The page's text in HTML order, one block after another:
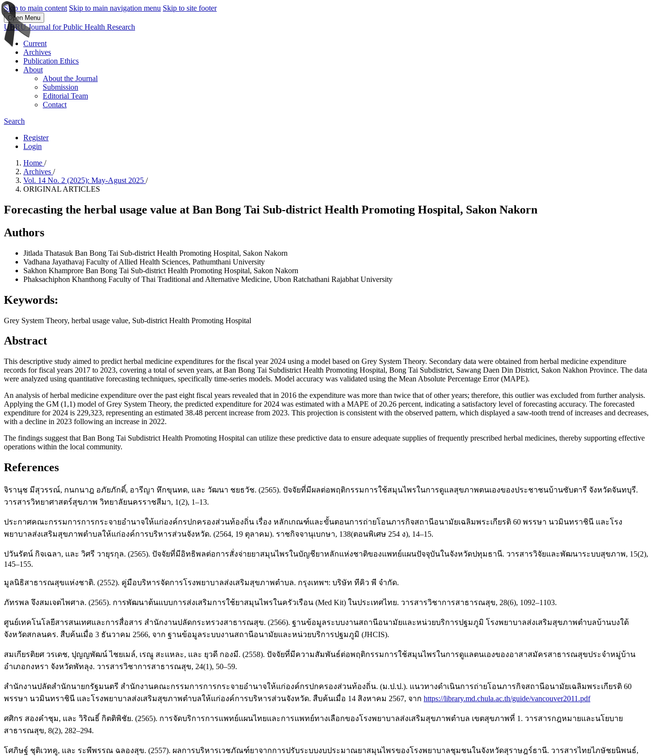
Skip to main content Skip to main navigation menu Skip to site footer
Open Menu
UBRU Journal for Public Health Research
Current
Archives
Publication Ethics
About
About the Journal
Submission
Editorial Team
Contact
Search
Register
Login
Home /
Archives /
Vol. 14 No. 2 (2025): May-Agust 2025 /
ORIGINAL ARTICLES
Forecasting the herbal usage value at Ban Bong Tai Sub-district Health Promoting Hospital, Sakon Nakorn
Authors
Jitlada Thatasuk Ban Bong Tai Sub-district Health Promoting Hospital, Sakon Nakorn
Vadhana Jayathavaj Faculty of Allied Health Sciences, Pathumthani University
Sakhon Khamprore Ban Bong Tai Sub-district Health Promoting Hospital, Sakon Nakorn
Phaksachiphon Khanthong Faculty of Thai Traditional and Alternative Medicine, Ubon Ratchathani Rajabhat University
Keywords:
Grey System Theory, herbal usage value, Sub-district Health Promoting Hospital
Abstract
This descriptive study aimed to predict herbal medicine expenditures for the fiscal year 2024 using a model based on Grey System Theory. Secondary data were obtained from herbal medicine expenditure
records for fiscal years 2017 to 2023, covering a total of seven years, at Ban Bong Tai Subdistrict Health Promoting Hospital, Bong Tai Subdistrict, Sawang Daen Din District, Sakon Nakhon Province. The data
were analyzed using quantitative forecasting techniques, specifically time-series models. Model accuracy was validated using the Mean Absolute Percentage Error (MAPE).
An analysis of herbal medicine expenditure over the past eight fiscal years revealed that in 2016 the expenditure was more than twice that of other years; therefore, this outlier was excluded from further analysis.
Applying the GM (1,1) model of Grey System Theory, the predicted expenditure for 2024 was estimated with a MAPE of 20.26 percent, indicating a satisfactory level of forecasting accuracy. The forecasted
expenditure for 2024 is 229,323, representing an estimated 38.48 percent increase from 2023. This projection is consistent with the observed pattern, which displayed a saw-tooth trend of increases and decreases,
with a decline in 2023 following an increase in 2022.
The findings suggest that Ban Bong Tai Subdistrict Health Promoting Hospital can utilize these predictive data to ensure adequate supplies of frequently prescribed herbal medicines, thereby supporting effective
operations within the local community.
References
จิรานุช มีสุวรรณ์, กนกนาฎ อภัยภักดิ์, อารีญา หึกขุนทด, และ วัฒนา ชยธวัช. (2565). ปัจจัยที่มีผลต่อพฤติกรรมการใช้สมุนไพรในการดูแลสุขภาพตนเองของประชาชนบ้านซับตารี จังหวัดจันทบุรี.
วารสารวิทยาศาสตร์สุขภาพ วิทยาลัยนครราชสีมา, 1(2), 1–13.
ประกาศคณะกรรมการการกระจายอำนาจให้แก่องค์กรปกครองส่วนท้องถิ่น เรื่อง หลักเกณฑ์และขั้นตอนการถ่ายโอนภารกิจสถานีอนามัยเฉลิมพระเกียรติ 60 พรรษา นวมินทราชินี และโรง
พยาบาลส่งเสริมสุขภาพตำบลให้แก่องค์การบริหารส่วนจังหวัด. (2564, 19 ตุลาคม). ราชกิจจานุเบกษา, 138(ตอนพิเศษ 254 ง), 14–15.
ปวันรัตน์ กิจเฉลา, และ วิศรี วายุรกุล. (2565). ปัจจัยที่มีอิทธิพลต่อการสั่งจ่ายยาสมุนไพรในบัญชียาหลักแห่งชาติของแพทย์แผนปัจจุบันในจังหวัดปทุมธานี. วารสารวิจัยและพัฒนาระบบสุขภาพ, 15(2),
145–155.
มูลนิธิสาธารณสุขแห่งชาติ. (2552). คู่มือบริหารจัดการโรงพยาบาลส่งเสริมสุขภาพตำบล. กรุงเทพฯ: บริษัท ทีคิว พี จำกัด.
ภัทรพล จึงสมเจตไพศาล. (2565). การพัฒนาต้นแบบการส่งเสริมการใช้ยาสมุนไพรในครัวเรือน (Med Kit) ในประเทศไทย. วารสารวิชาการสาธารณสุข, 28(6), 1092–1103.
ศูนย์เทคโนโลยีสารสนเทศและการสื่อสาร สำนักงานปลัดกระทรวงสาธารณสุข. (2566). ฐานข้อมูลระบบงานสถานีอนามัยและหน่วยบริการปฐมภูมิ โรงพยาบาลส่งเสริมสุขภาพตำบลบ้านบงใต้
จังหวัดสกลนคร. สืบค้นเมื่อ 3 ธันวาคม 2566, จาก ฐานข้อมูลระบบงานสถานีอนามัยและหน่วยบริการปฐมภูมิ (JHCIS).
สมเกียรติยศ วรเดช, ปุญญพัฒน์ ไชยเมล์, เรณู สะแหละ, และ ยุวดี กองมี. (2558). ปัจจัยที่มีความสัมพันธ์ต่อพฤติกรรมการใช้สมุนไพรในการดูแลตนเองของอาสาสมัครสาธารณสุขประจำหมู่บ้าน
อำเภอกงหรา จังหวัดพัทลุง. วารสารวิชาการสาธารณสุข, 24(1), 50–59.
สำนักงานปลัดสำนักนายกรัฐมนตรี สำนักงานคณะกรรมการการกระจายอำนาจให้แก่องค์กรปกครองส่วนท้องถิ่น. (ม.ป.ป.). แนวทางดำเนินการถ่ายโอนภารกิจสถานีอนามัยเฉลิมพระเกียรติ 60
พรรษา นวมินทราชินี และโรงพยาบาลส่งเสริมสุขภาพตำบลให้แก่องค์การบริหารส่วนจังหวัด. สืบค้นเมื่อ 14 สิงหาคม 2567, จาก https://library.md.chula.ac.th/guide/vancouver2011.pdf
ศศิกร สองคำชุม, และ วิริณธิ์ กิตติพิชัย. (2565). การจัดบริการการแพทย์แผนไทยและการแพทย์ทางเลือกของโรงพยาบาลส่งเสริมสุขภาพตำบล เขตสุขภาพที่ 1. วารสารกฎหมายและนโยบาย
สาธารณสุข, 8(2), 282–294.
โศภิษฐ์ ชุติเวทคู, และ ระพีพรรณ ฉลองสุข. (2557). ผลการบริหารเวชภัณฑ์ยาจากการปรับระบบงบประมาณยาสมุนไพรของโรงพยาบาลชุมชนในจังหวัดสุราษฎร์ธานี. วารสารไทยไภษัชยนิพนธ์,